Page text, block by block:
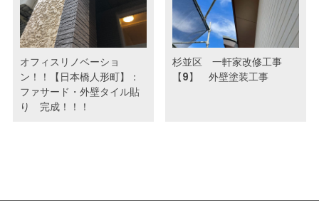
オフィスリノベーショ
ン！！【日本橋人形町】：
ファサード・外壁タイル貼
り 完成！！！
杉並区 一軒家改修工事
【9】 外壁塗装工事